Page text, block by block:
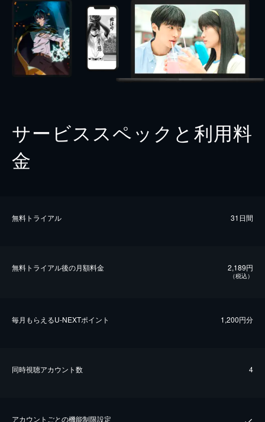
サービススペックと利用料
金
無料トライアル 31日間
無料トライアル後の⽉額料金 2,189円
（税込）
毎⽉もらえるU-NEXTポイント 1,200円分
同時視聴アカウント数 4
アカウントごとの機能制限設定